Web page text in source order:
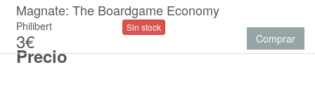
Precio
Magnate: The Boardgame Economy
Philibert
3€
Sin stock
Comprar